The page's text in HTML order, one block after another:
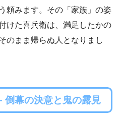
頼みます。その「家族」の姿
けた喜兵衛は、満足したかの
のまま帰らぬ人となりまし
倒幕の決意と鬼の露見